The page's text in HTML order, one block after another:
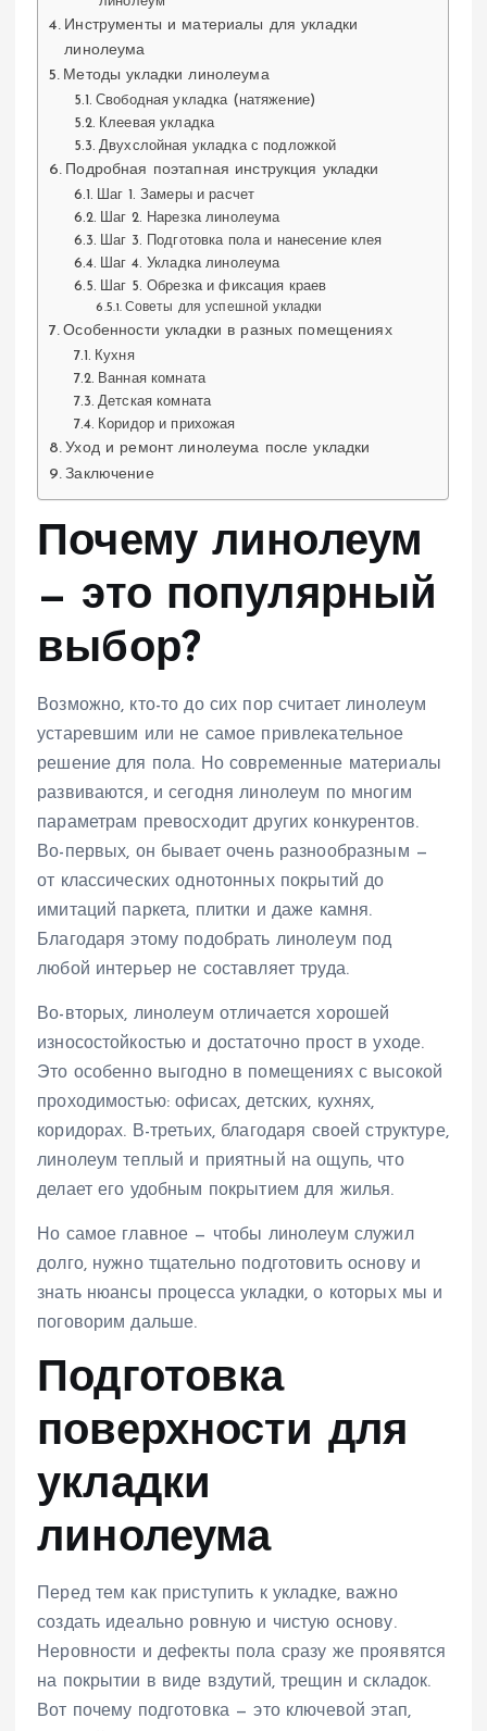
Инструменты и материалы для укладки
линолеума
Методы укладки линолеума
Свободная укладка (натяжение)
Клеевая укладка
Двухслойная укладка с подложкой
Подробная поэтапная инструкция укладки
Шаг 1. Замеры и расчет
Шаг 2. Нарезка линолеума
Шаг 3. Подготовка пола и нанесение клея
Шаг 4. Укладка линолеума
Шаг 5. Обрезка и фиксация краев
Советы для успешной укладки
Особенности укладки в разных помещениях
Кухня
Ванная комната
Детская комната
Коридор и прихожая
Уход и ремонт линолеума после укладки
Заключение
Почему линолеум
— это популярный
выбор?
Возможно, кто-то до сих пор считает линолеум
устаревшим или не самое привлекательное
решение для пола. Но современные материалы
развиваются, и сегодня линолеум по многим
параметрам превосходит других конкурентов.
Во-первых, он бывает очень разнообразным —
от классических однотонных покрытий до
имитаций паркета, плитки и даже камня.
Благодаря этому подобрать линолеум под
любой интерьер не составляет труда.
Во-вторых, линолеум отличается хорошей
износостойкостью и достаточно прост в уходе.
Это особенно выгодно в помещениях с высокой
проходимостью: офисах, детских, кухнях,
коридорах. В-третьих, благодаря своей структуре,
линолеум теплый и приятный на ощупь, что
делает его удобным покрытием для жилья.
Но самое главное — чтобы линолеум служил
долго, нужно тщательно подготовить основу и
знать нюансы процесса укладки, о которых мы и
поговорим дальше.
Подготовка
поверхности для
укладки
линолеума
Перед тем как приступить к укладке, важно
создать идеально ровную и чистую основу.
Неровности и дефекты пола сразу же проявятся
на покрытии в виде вздутий, трещин и складок.
Вот почему подготовка — это ключевой этап,